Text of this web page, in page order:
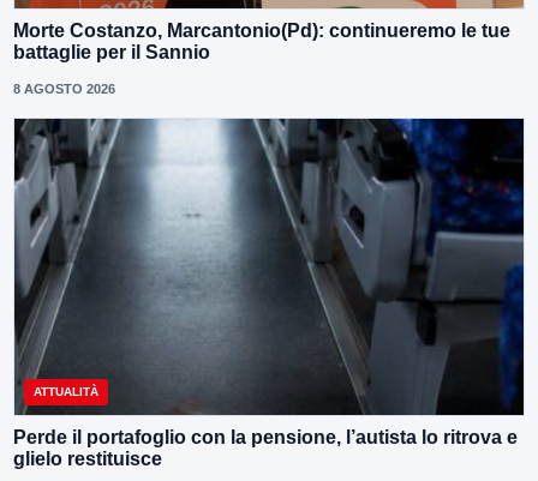
Morte Costanzo, Marcantonio(Pd): continueremo le tue
battaglie per il Sannio
8 AGOSTO 2026
ATTUALITÀ
Perde il portafoglio con la pensione, l’autista lo ritrova e
glielo restituisce